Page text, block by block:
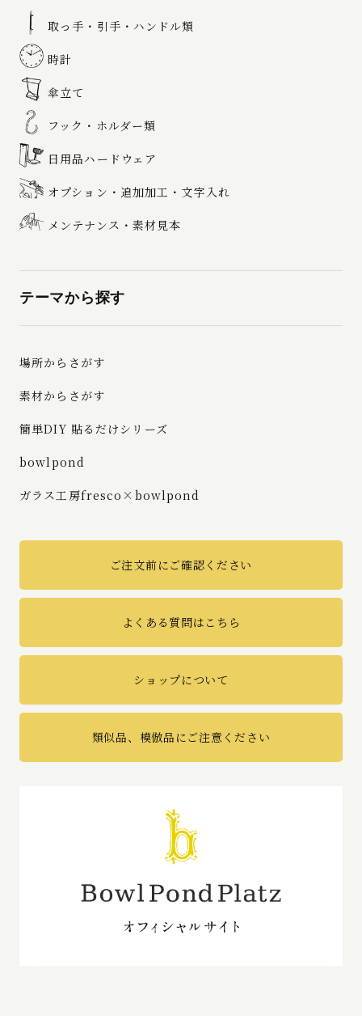
取っ手・引手・ハンドル類
時計
傘立て
フック・ホルダー類
日用品ハードウェア
オプション・追加加工・文字入れ
メンテナンス・素材見本
テーマから探す
場所からさがす
素材からさがす
簡単DIY 貼るだけシリーズ
bowlpond
ガラス工房fresco×bowlpond
ご注文前にご確認ください
よくある質問はこちら
ショップについて
類似品、模倣品にご注意ください